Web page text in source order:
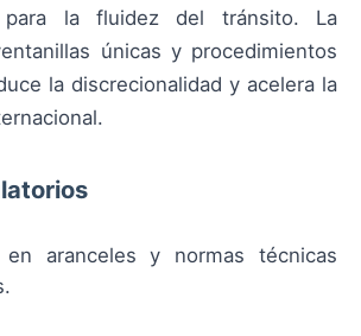
para la fluidez del tránsito. La
únicas y procedimientos
la discrecionalidad y acelera la
en aranceles y normas técnicas